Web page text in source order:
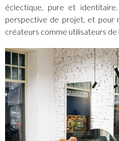
éclectique, pure et
perspective de projet, et pour
créateurs comme utilisateurs de